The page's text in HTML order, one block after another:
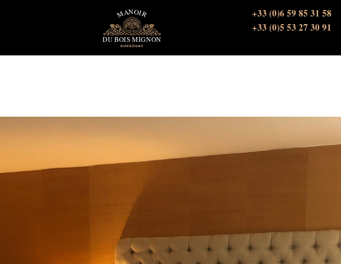
+33 (0)6 59 85 31 58
+33 (0)5 53 27 30 91